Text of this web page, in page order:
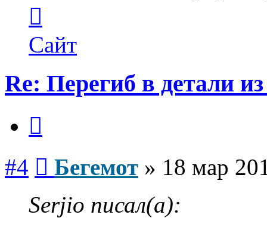
пользователя
Бегемот
Сайт
Re: Перегиб в детали
#4 Бегемот » 18 мар
Serjio писал(а):